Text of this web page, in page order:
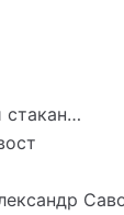
стакан…